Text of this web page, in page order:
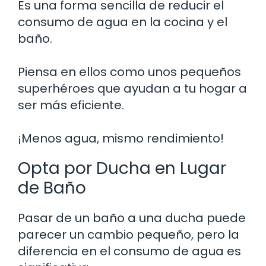
Es una forma sencilla de reducir el
consumo de agua en la cocina y el
baño.
Piensa en ellos como unos pequeños
superhéroes que ayudan a tu hogar a
ser más eficiente.
¡Menos agua, mismo rendimiento!
Opta por Ducha en Lugar
de Baño
Pasar de un baño a una ducha puede
parecer un cambio pequeño, pero la
diferencia en el consumo de agua es